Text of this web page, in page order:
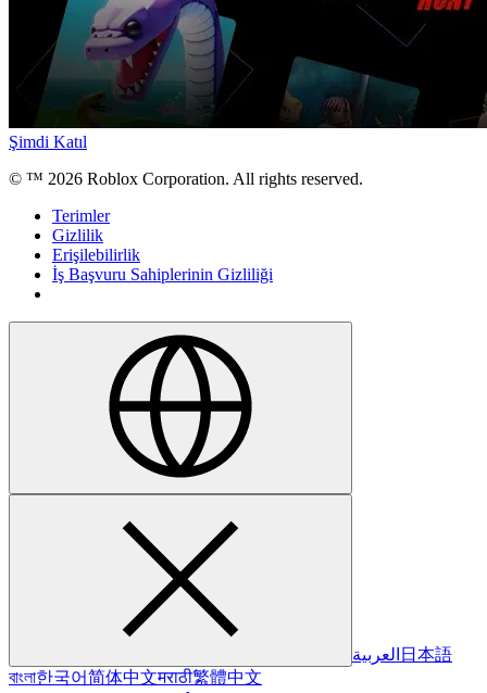
Şimdi Katıl
© ™ 2026 Roblox Corporation. All rights reserved.
Terimler
Gizlilik
Erişilebilirlik
İş Başvuru Sahiplerinin Gizliliği
العربية 日本語
বাংলা한국어简体中文मराठी繁體中文